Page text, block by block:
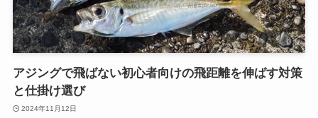
アジングで飛ばない初心者向けの飛距離を伸ばす対策
と仕掛け選び
2024年11月12日